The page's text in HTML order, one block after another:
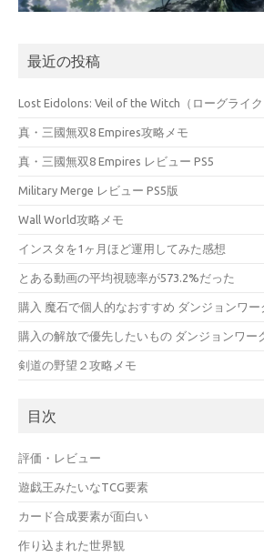
最近の投稿
Lost Eidolons: Veil of the Witch（ローグライク
真・三國無双8 Empires攻略メモ
真・三國無双8 Empires レビュー PS5
Military Merge レビュー PS5版
Wall World攻略メモ
インスタを1ヶ月ほど運用してみた感想
とある動画の平均視聴率が573.2%だった
購入 魔石で個人的なおすすめ ダンジョンワ
購入の解放で優先したいもの ダンジョンワー
剣道の野望２攻略メモ
目次
評価・レビュー
遊戯王みたいなTCG要素
カード合成要素が面白い
作り込まれた世界観